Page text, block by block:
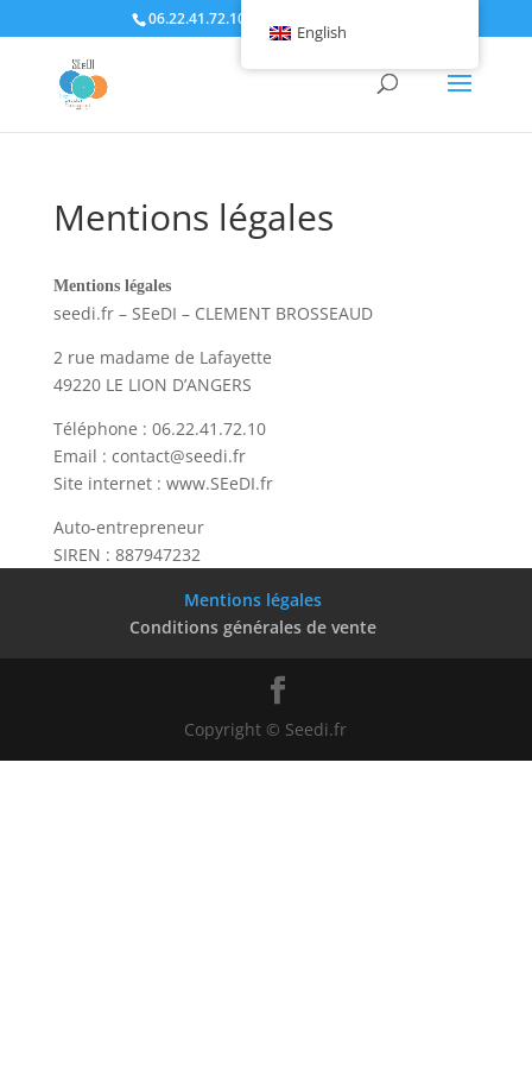
06.22.41.72.10
Mentions légales
Mentions légales
seedi.fr – SEeDI – CLEMENT BROSSEAUD
2 rue madame de Lafayette
49220 LE LION D’ANGERS
Téléphone : 06.22.41.72.10
Email : contact@seedi.fr
Site internet : www.SEeDI.fr
Auto-entrepreneur
SIREN : 887947232
Mentions légales
Conditions générales de vente
Copyright © Seedi.fr
English